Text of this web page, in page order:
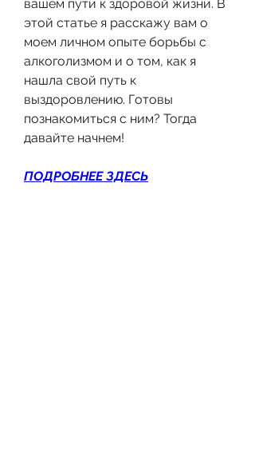
вашем пути к здоровой жизни. В
этой статье я расскажу вам о
моем личном опыте борьбы с
алкоголизмом и о том, как я
нашла свой путь к
выздоровлению. Готовы
познакомиться с ним? Тогда
давайте начнем!
ПОДРОБНЕЕ ЗДЕСЬ